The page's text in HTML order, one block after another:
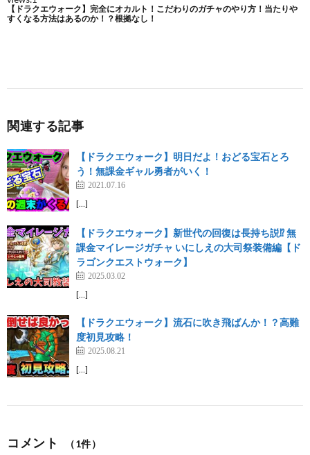
関連する記事
【ドラクエウォーク】明日だよ！おどる宝石とろ
う！無課金ギャル勇者がいく！
2021.07.16
[…]
【ドラクエウォーク】新世代の回復は長持ち説⁉︎ 無
課金マイレージガチャ いにしえの大司祭装備編【ド
ラゴンクエストウォーク】
2025.03.02
[…]
【ドラクエウォーク】流石に吹き飛ばんか！？高難
度初見攻略！
2025.08.21
[…]
コメント （1件）